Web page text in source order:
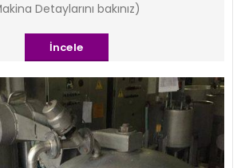
Detaylarını bakınız)
İncele